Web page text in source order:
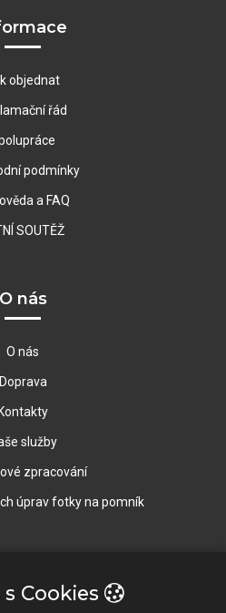
objednat
řád
podmínky
a FAQ
SOUTĚŽ
O nás
O nás
Doprava
Kontakty
služby
zpracování
úprav fotky na pomník
Cookies